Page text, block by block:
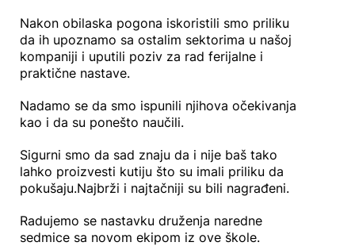
Nakon obilaska pogona iskoristili smo priliku
da ih upoznamo sa ostalim sektorima u našoj
kompaniji i uputili poziv za rad ferijalne i
praktične nastave.
Nadamo se da smo ispunili njihova očekivanja
kao i da su ponešto naučili.
Sigurni smo da sad znaju da i nije baš tako
lahko proizvesti kutiju što su imali priliku da
pokušaju.Najbrži i najtačniji su bili nagrađeni.
Radujemo se nastavku druženja naredne
sedmice sa novom ekipom iz ove škole.